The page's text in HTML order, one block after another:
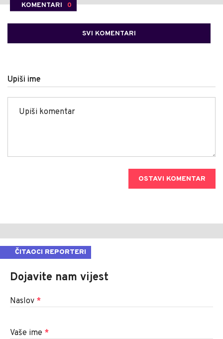
KOMENTARI 0
SVI KOMENTARI
Upiši ime
OSTAVI KOMENTAR
ČITAOCI REPORTERI
Dojavite nam vijest
Naslov *
Vaše ime *